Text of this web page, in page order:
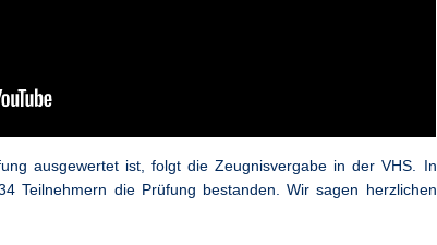
ausgewertet ist, folgt die Zeugnisvergabe in der VHS. In
Teilnehmern die Prüfung bestanden. Wir sagen herzlichen